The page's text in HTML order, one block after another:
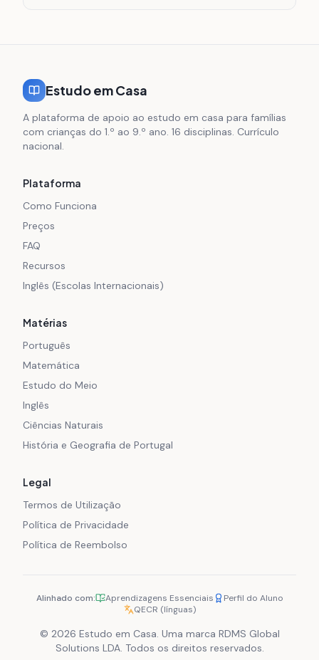
Estudo em Casa
A plataforma de apoio ao estudo em casa para famílias
com crianças do 1.º ao 9.º ano. 16 disciplinas. Currículo
nacional.
Plataforma
Como Funciona
Preços
FAQ
Recursos
Inglês (Escolas Internacionais)
Matérias
Português
Matemática
Estudo do Meio
Inglês
Ciências Naturais
História e Geografia de Portugal
Legal
Termos de Utilização
Política de Privacidade
Política de Reembolso
Alinhado com: Aprendizagens Essenciais
Perfil do Aluno
QECR (línguas)
© 2026 Estudo em Casa. Uma marca RDMS Global
Solutions LDA. Todos os direitos reservados.